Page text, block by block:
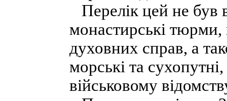
Перелік цей не був
монастирські тюрми,
духовних справ, а
морські та
військовому